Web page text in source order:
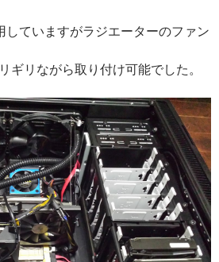
していますがラジエーターのファン
ギリながら取り付け可能でした。